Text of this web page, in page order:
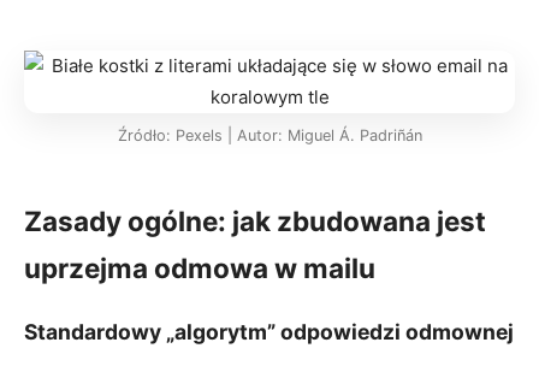
Źródło: Pexels | Autor: Miguel Á. Padriñán
Zasady ogólne: jak zbudowana jest
uprzejma odmowa w mailu
Standardowy „algorytm” odpowiedzi odmownej